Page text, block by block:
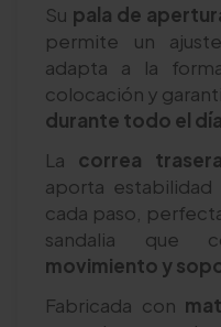
Su pala de
permite un
adapta a la
colocación y
durante todo el día
La correa
aporta estabilidad
cada paso,
sandalia que
movimiento y
Fabricada con